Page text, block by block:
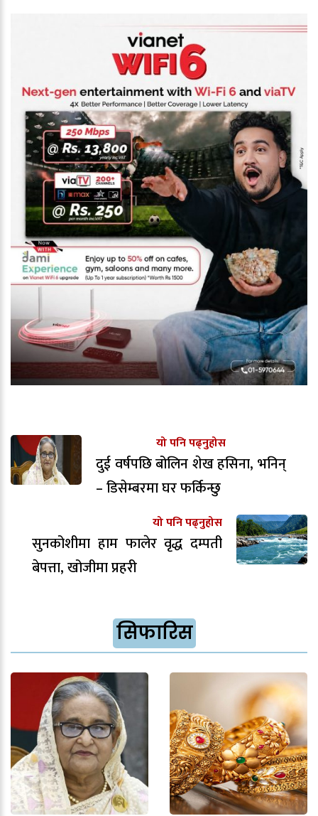
यो पनि पढ्नुहोस
दुई वर्षपछि बोलिन शेख हसिना, भनिन्
– डिसेम्बरमा घर फर्किन्छु
यो पनि पढ्नुहोस
सुनकोशीमा हाम फालेर वृद्ध दम्पती
बेपत्ता, खोजीमा प्रहरी
सिफारिस